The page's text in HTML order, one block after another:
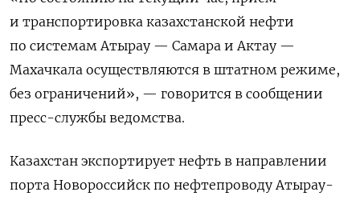
и транспортировка казахстанской нефти
по системам Атырау — Самара и Актау —
Махачкала осуществляются в штатном режиме,
без ограничений», — говорится в сообщении
пресс-службы ведомства.
Казахстан экспортирует нефть в направлении
порта Новороссийск по нефтепроводу Атырау-